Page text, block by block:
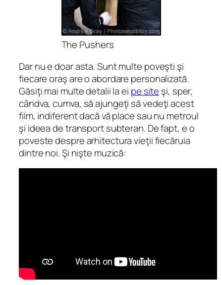
The Pushers
Dar nu e doar asta. Sunt multe poveşti şi
fiecare oraş are o abordare personalizată.
Găsiţi mai multe detalii la ei pe site şi, sper,
cândva, cumva, să ajungeţi să vedeţi acest
film, indiferent dacă vă place sau nu metroul
şi ideea de transport subteran. De fapt, e o
poveste despre arhitectura vieţii fiecăruia
dintre noi. Şi nişte muzică: